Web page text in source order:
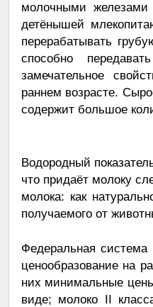
молочными железами
детёнышей
перерабатывать
способно
замечательное
раннем возрасте.
содержит большое
Водородный
что придаёт молоку
молока: как
получаемого от
Федеральная система
ценообразование на
них минимальные
виде; молоко II